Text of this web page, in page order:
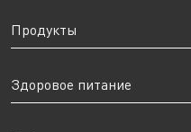
Продукты
Здоровое питание